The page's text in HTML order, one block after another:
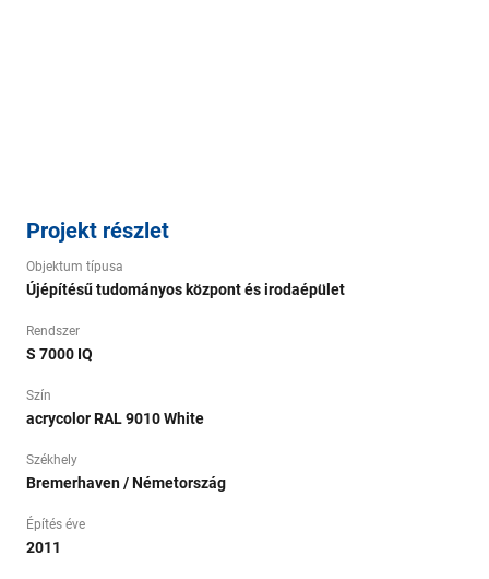
Projekt részlet
Objektum típusa
Újépítésű tudományos központ és irodaépület
Rendszer
S 7000 IQ
Szín
acrycolor RAL 9010 White
Székhely
Bremerhaven / Németország
Építés éve
2011